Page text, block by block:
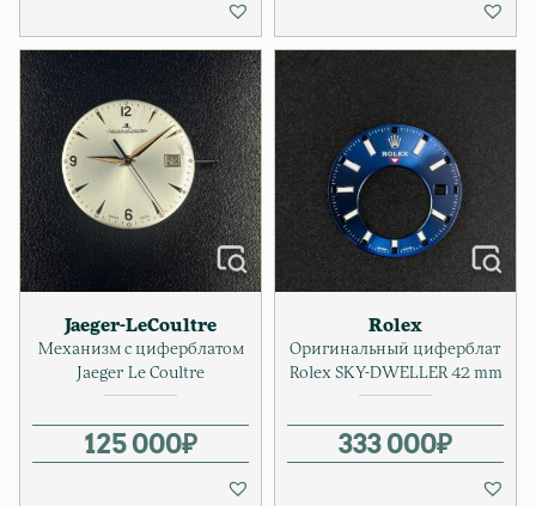
Jaeger-LeCoultre
Механизм с циферблатом
Jaeger Le Coultre
125 000₽
Rolex
Оригинальный циферблат
Rolex SKY-DWELLER 42 mm
333 000₽